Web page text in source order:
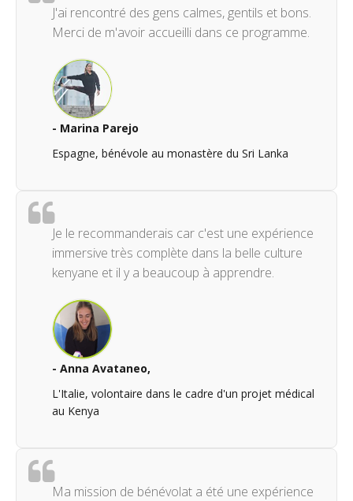
J'ai rencontré des gens calmes, gentils et bons.
Merci de m'avoir accueilli dans ce programme.
- Marina Parejo
Espagne, bénévole au monastère du Sri Lanka
Je le recommanderais car c'est une expérience
immersive très complète dans la belle culture
kenyane et il y a beaucoup à apprendre.
- Anna Avataneo,
L'Italie, volontaire dans le cadre d'un projet médical
au Kenya
Ma mission de bénévolat a été une expérience